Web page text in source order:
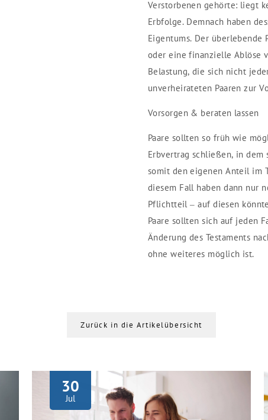
Verstorbenen gehörte: liegt
Erbfolge. Demnach haben
Eigentums. Der überlebende
oder eine finanzielle Ablöse
Belastung, die sich nicht
unverheirateten Paaren zur
Vorsorgen & beraten lassen
Paare sollten so früh wie
Erbvertrag schließen, in dem
somit den eigenen Anteil im
diesem Fall haben dann nur
Pflichtteil – auf diesen
Paare sollten sich auf jeden
Änderung des Testaments
ohne weiteres möglich ist.
Zurück in die Artikelübersicht
30
Jul